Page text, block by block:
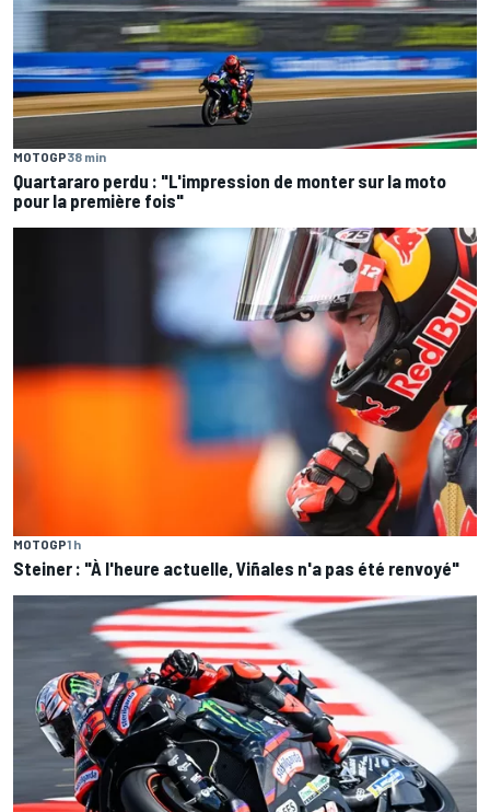
MOTOGP38 min
Quartararo perdu : "L'impression de monter sur la moto
pour la première fois"
MOTOGP1 h
Steiner : "À l'heure actuelle, Viñales n'a pas été renvoyé"